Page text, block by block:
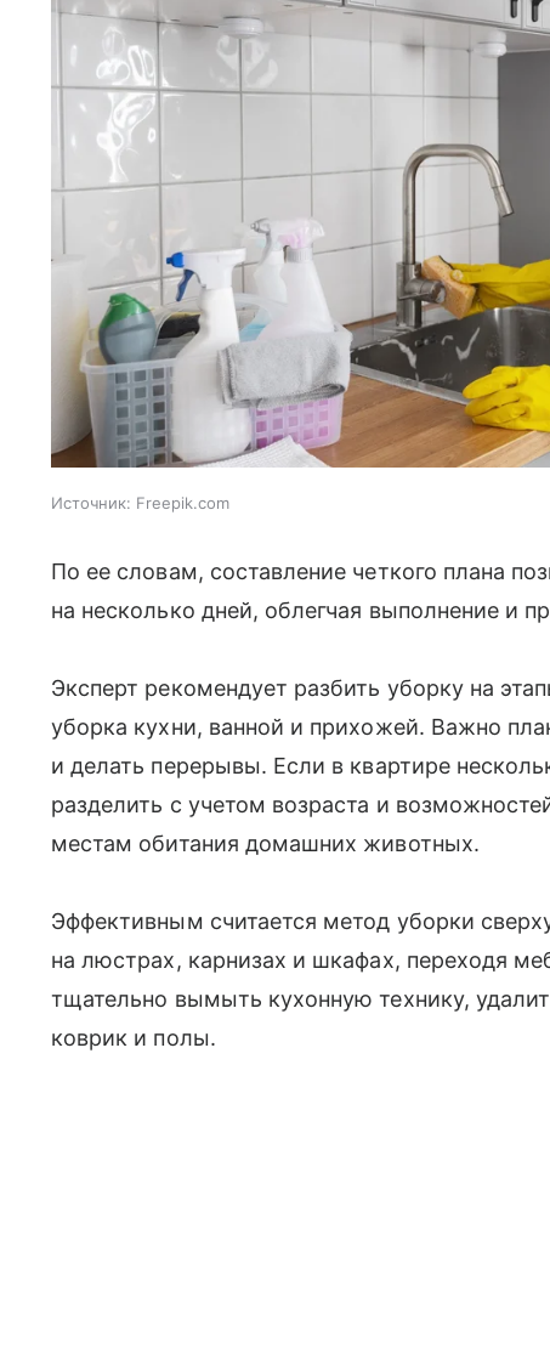
Источник: Freepik.com
По ее словам, составление четкого плана
на несколько дней, облегчая выполнение и
Эксперт рекомендует разбить уборку на
уборка кухни, ванной и прихожей. Важно
и делать перерывы. Если в квартире
разделить с учетом возраста и
местам обитания домашних животных.
Эффективным считается метод уборки
на люстрах, карнизах и шкафах, переходя
тщательно вымыть кухонную технику,
коврик и полы.